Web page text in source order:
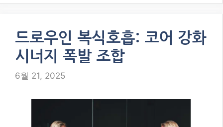
임이 어려워 운동 시작 자체가 큰 도전으로 느껴질
수 있습니다. 하지만 걱정하지 마세요. 앉아서도 안
전하고 효과적으로 코어 근육을 …
Categories